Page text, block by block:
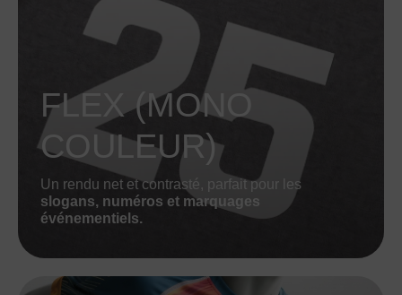
FLEX (MONO
COULEUR)
Un rendu net et contrasté, parfait pour les
slogans, numéros et marquages
événementiels.